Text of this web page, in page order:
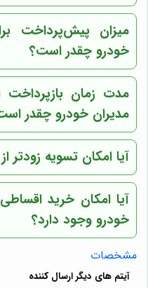
میزان پیش‌پرداخت
خودرو چقدر است؟
مدت زمان
مدیران خودرو چقدر
آیا امکان تسویه زودتر
آیا امکان خرید
خودرو وجود دارد؟
مشخصات